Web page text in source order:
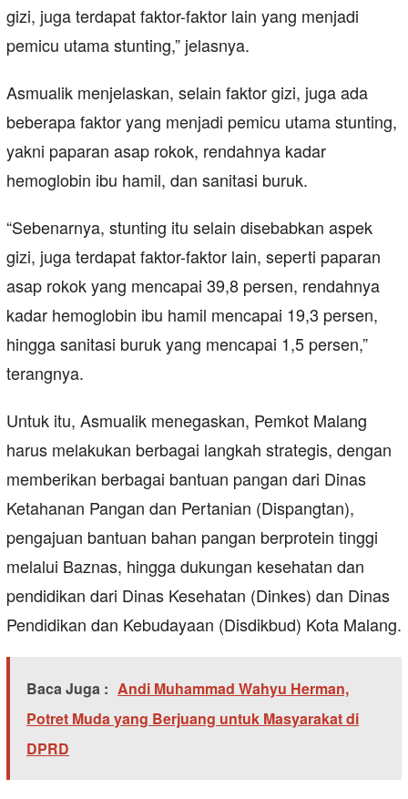
gizi, juga terdapat faktor-faktor lain yang menjadi
pemicu utama stunting,” jelasnya.
Asmualik menjelaskan, selain faktor gizi, juga ada
beberapa faktor yang menjadi pemicu utama stunting,
yakni paparan asap rokok, rendahnya kadar
hemoglobin ibu hamil, dan sanitasi buruk.
“Sebenarnya, stunting itu selain disebabkan aspek
gizi, juga terdapat faktor-faktor lain, seperti paparan
asap rokok yang mencapai 39,8 persen, rendahnya
kadar hemoglobin ibu hamil mencapai 19,3 persen,
hingga sanitasi buruk yang mencapai 1,5 persen,”
terangnya.
Untuk itu, Asmualik menegaskan, Pemkot Malang
harus melakukan berbagai langkah strategis, dengan
memberikan berbagai bantuan pangan dari Dinas
Ketahanan Pangan dan Pertanian (Dispangtan),
pengajuan bantuan bahan pangan berprotein tinggi
melalui Baznas, hingga dukungan kesehatan dan
pendidikan dari Dinas Kesehatan (Dinkes) dan Dinas
Pendidikan dan Kebudayaan (Disdikbud) Kota Malang.
Baca Juga : Andi Muhammad Wahyu Herman,
Potret Muda yang Berjuang untuk Masyarakat di
DPRD